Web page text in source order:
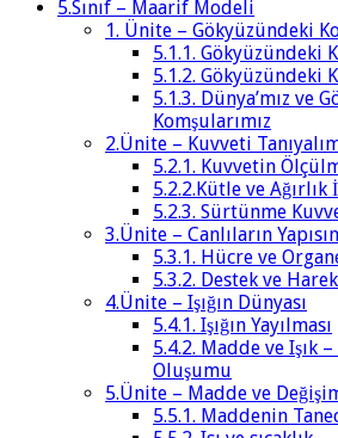
5.Sınıf – Maarif Modeli
1. Ünite – Gökyüzündeki
5.1.1. Gökyüzündeki
5.1.2. Gökyüzündeki
5.1.3. Dünya’mız ve
Komşularımız
2.Ünite – Kuvveti
5.2.1. Kuvvetin
5.2.2.Kütle ve Ağırlık
5.2.3. Sürtünme
3.Ünite – Canlıların
5.3.1. Hücre ve
5.3.2. Destek ve
4.Ünite – Işığın Dünyası
5.4.1. Işığın Yayılması
5.4.2. Madde ve Işık
Oluşumu
5.Ünite – Madde ve
5.5.1. Maddenin